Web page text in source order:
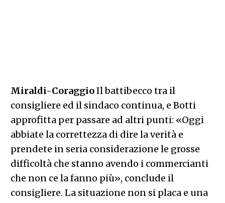
Miraldi-CoraggioIl battibecco tra il
consigliere ed il sindaco continua, e Botti
approfitta per passare ad altri punti: «Oggi
abbiate la correttezza di dire la verità e
prendete in seria considerazione le grosse
difficoltà che stanno avendo i commercianti
che non ce la fanno più», conclude il
consigliere. La situazione non si placa e una